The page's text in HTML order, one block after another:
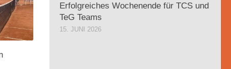
Erfolgreiches Wochenende für TCS und
TeG Teams
15. JUNI 2026